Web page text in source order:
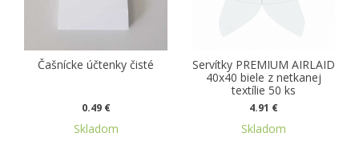
Čašnícke účtenky čisté
0.49 €
Skladom
Servítky PREMIUM AIRLAID
40x40 biele z netkanej
textílie 50 ks
4.91 €
Skladom